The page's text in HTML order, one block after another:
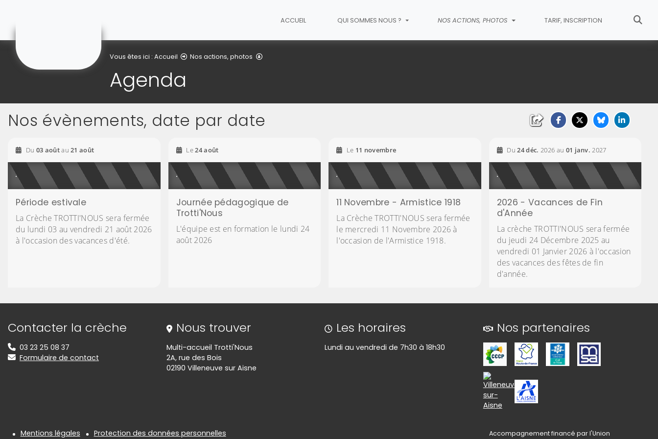
ACCUEIL QUI SOMMES NOUS ? NOS ACTIONS, PHOTOS TARIF, INSCRIPTION
Vous êtes ici : Accueil Nos actions, photos
Agenda
Nos évènements, date par date
Du 03 août2026
au 21 août2026
Période estivale
La Crèche TROTTI'NOUS sera fermée
du lundi 03 au vendredi 21 août 2026
à l'occasion des vacances d'été.
Le24août2026
Journée pédagogique de
Trotti'Nous
L'équipe est en formation le lundi 24
août 2026
Le 11 novembre2026
11 Novembre - Armistice 1918
La Crèche TROTTI'NOUS sera fermée
le mercredi 11 Novembre 2026 à
l'occasion de l'Armistice 1918.
Du 24déc. 2026 au 01 janv. 2027
2026 - Vacances de Fin
d'Année
La crèche TROTTI'NOUS sera fermée
du jeudi 24 Décembre 2025 au
vendredi 01 Janvier 2026 à l'occasion
des vacances des fêtes de fin
d'année.
Informations de contact
Contacter la crèche
03 23 25 08 37
Formulaire de contact
Nous trouver
Multi-accueil Trotti'Nous
2A, rue des Bois
02190 Villeneuve sur Aisne
Les horaires
Lundi au vendredi de 7h30 à 18h30
Nos partenaires
Mentions légales Protection des données personnelles Accompagnement financé par l'Union